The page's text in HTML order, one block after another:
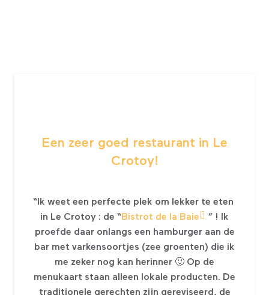
Een zeer goed restaurant in Le
Crotoy!
“Ik weet een perfecte plek om lekker te eten
in Le Crotoy : de “Bistrot de la Baie
” ! Ik
proefde daar onlangs een hamburger aan de
bar met varkensoortjes (zee groenten) die ik
me zeker nog kan herinner 🙂 Op de
menukaart staan alleen lokale producten. De
traditionele gerechten zijn gereviseerd, de